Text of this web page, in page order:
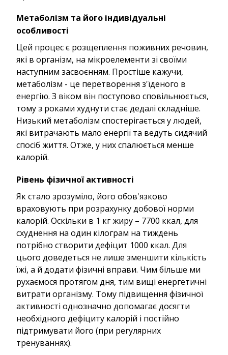
Метаболізм та його індивідуальні
особливості
Цей процес є розщеплення поживних речовин,
які в організм, на мікроелементи зі своїми
наступним засвоєнням. Простіше кажучи,
метаболізм - це перетворення з'їденого в
енергію. З віком він поступово сповільнюється,
тому з роками худнути стає дедалі складніше.
Низький метаболізм спостерігається у людей,
які витрачають мало енергії та ведуть сидячий
спосіб життя. Отже, у них спалюється менше
калорій.
Рівень фізичної активності
Як стало зрозуміло, його обов'язково
враховують при розрахунку добової норми
калорій. Оскільки в 1 кг жиру – 7700 ккал, для
схуднення на один кілограм на тиждень
потрібно створити дефіцит 1000 ккал. Для
цього доведеться не лише зменшити кількість
їжі, а й додати фізичні вправи. Чим більше ми
рухаємося протягом дня, тим вищі енергетичні
витрати організму. Тому підвищення фізичної
активності однозначно допомагає досягти
необхідного дефіциту калорій і постійно
підтримувати його (при регулярних
тренуваннях).